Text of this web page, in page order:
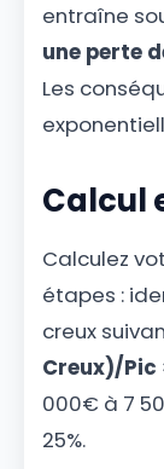
entraîne
une perte
Les
Calcul
Calculez
étapes :
creux
Creux)/Pic
000€ à 7
25%.